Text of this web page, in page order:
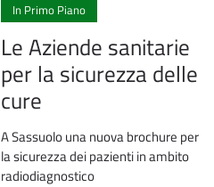
In Primo Piano
Le Aziende sanitarie
per la sicurezza delle
cure
A Sassuolo una nuova brochure per
la sicurezza dei pazienti in ambito
radiodiagnostico